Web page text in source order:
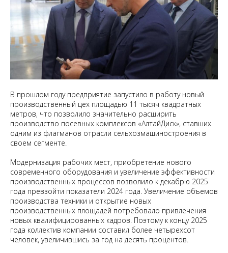
В прошлом году предприятие запустило в работу новый
производственный цех площадью 11 тысяч квадратных
метров, что позволило значительно расширить
производство посевных комплексов «АлтайДиск», ставших
одним из флагманов отрасли сельхозмашиностроения в
своем сегменте.
Модернизация рабочих мест, приобретение нового
современного оборудования и увеличение эффективности
производственных процессов позволило к декабрю 2025
года превзойти показатели 2024 года. Увеличение объемов
производства техники и открытие новых
производственных площадей потребовало привлечения
новых квалифицированных кадров. Поэтому к концу 2025
года коллектив компании составил более четырехсот
человек, увеличившись за год на десять процентов.